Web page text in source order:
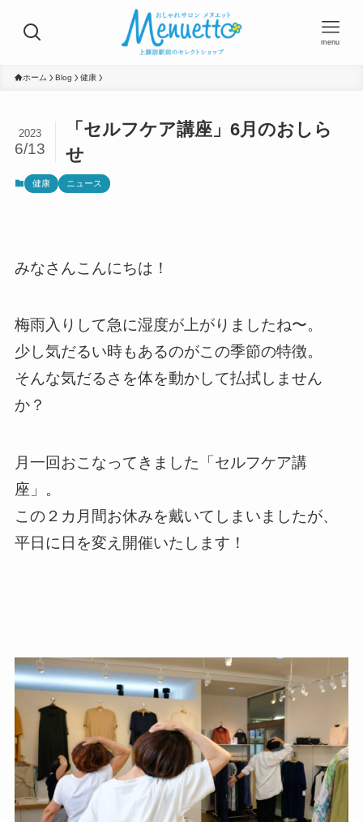
menu
ホーム Blog 健康
「セルフケア講座」6月のおしら
せ
2023
6/13
健康 ニュース
みなさんこんにちは！
梅雨入りして急に湿度が上がりましたね〜。
少し気だるい時もあるのがこの季節の特徴。
そんな気だるさを体を動かして払拭しません
か？
月一回おこなってきました「セルフケア講
座」。
この２カ月間お休みを戴いてしまいましたが、
平日に日を変え開催いたします！